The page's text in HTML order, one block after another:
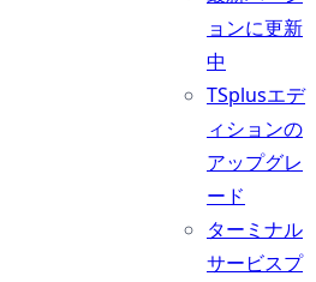
ョンに更新
中
TSplusエデ
ィションの
アップグレ
ード
ターミナル
サービスプ